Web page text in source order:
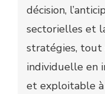
décision,
sectorielles et
stratégies, tout
individuelle en
et exploitable